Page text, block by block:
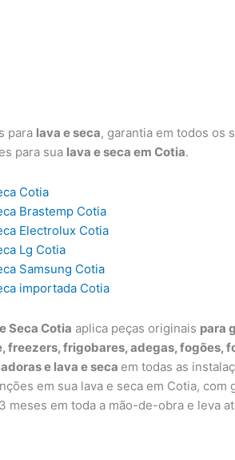
para lava e seca, garantia em todos os
para sua lava e seca em Cotia.
Cotia
Brastemp Cotia
Electrolux Cotia
Lg Cotia
Samsung Cotia
importada Cotia
Seca Cotia aplica peças originais para
freezers, frigobares, adegas, fogões,
e lava e seca em todas as
em sua lava e seca em Cotia, com
meses em toda a mão-de-obra e leva